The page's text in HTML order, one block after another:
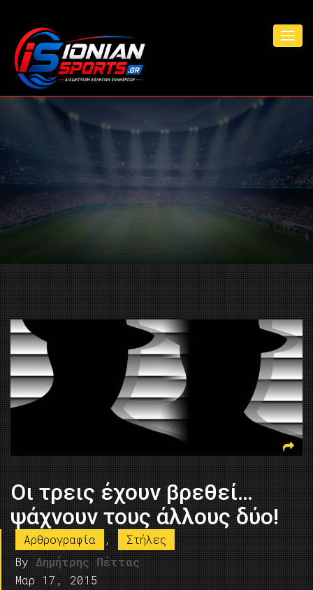
Οι τρεις έχουν βρεθεί…
ψάχνουν τους άλλους δύο!
Αρθρογραφία ,
Στήλες
By Δημήτρης Πέττας
Μαρ 17, 2015